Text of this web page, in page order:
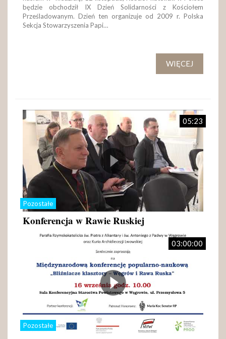
będzie obchodził IX Dzień Solidarności z Kościołem
Prześladowanym. Dzień ten organizuje od 2009 r. Polska
Sekcja Stowarzyszenia Papi…
WIĘCEJ
Pozostałe
05:23
Konferencja w Rawie Ruskiej
Pozostałe
03:00:00